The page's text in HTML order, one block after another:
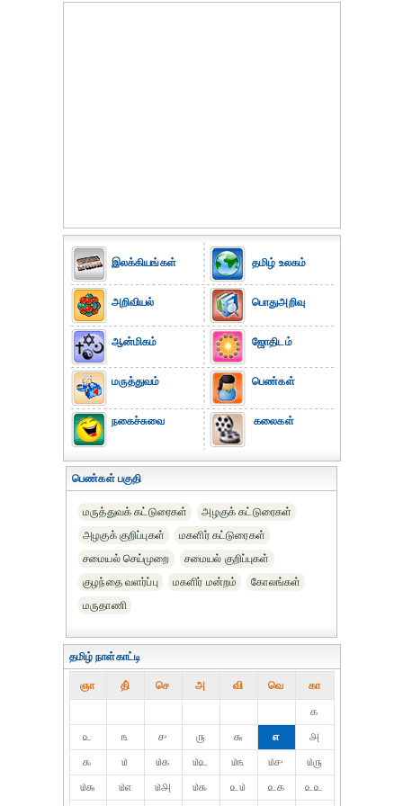
இலக்கியங்கள்
அறிவியல்
ஆன்மிகம்
மருத்துவம்
நகைச்சுவை
தமிழ் உலகம்
பொதுஅறிவு
ஜோதிடம்
பெண்கள்
கலைகள்
பெண்கள் பகுதி
மருத்துவக் கட்டுரைகள்
அழகுக் கட்டுரைகள்
அழகுக் குறிப்புகள்
மகளிர் கட்டுரைகள்
சமையல் செய்முறை
சமையல் குறிப்புகள்
குழந்தை வளர்ப்பு
மகளிர் மன்றம்
கோலங்கள்
மருதாணி
தமிழ் நாள்காட்டி
ஞா தி் செ அ வி வெ கா
௧
௨
௩ ௪ ௫ ௬ ௭
௮
௯
௰ ௰௧ ௰௨ ௰௩ ௰௪
௰௫
௰௬
௰௭ ௰௮ ௰௯ ௨௰ ௨௧
௨௨